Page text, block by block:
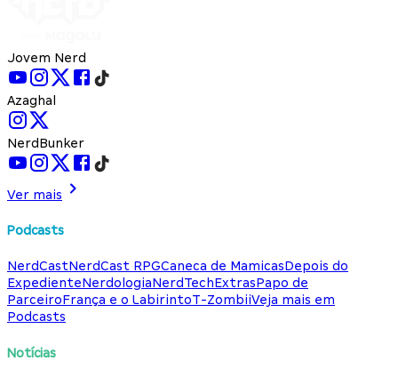
Jovem Nerd
Azaghal
NerdBunker
Ver mais
Podcasts
NerdCastNerdCast RPGCaneca de MamicasDepois do
ExpedienteNerdologiaNerdTechExtrasPapo de
ParceiroFrança e o LabirintoT-ZombiiVeja mais em
Podcasts
Notícias